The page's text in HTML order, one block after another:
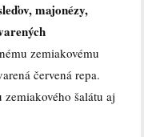
majonézy,
zemiakovému
červená repa.
šalátu aj